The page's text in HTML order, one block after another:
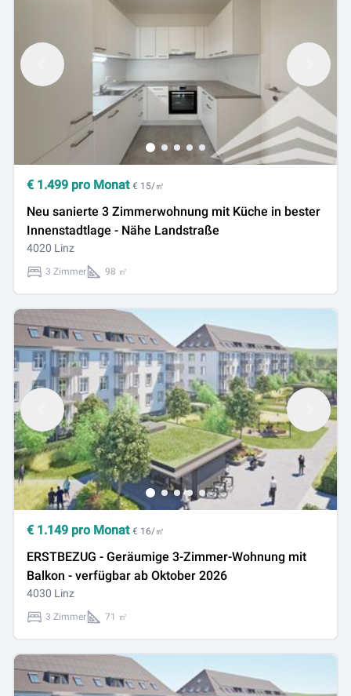
€ 1.499 pro Monat € 15/㎡
Neu sanierte 3 Zimmerwohnung mit Küche in bester
Innenstadtlage - Nähe Landstraße
4020 Linz
3 Zimmer 98 ㎡
€ 1.149 pro Monat € 16/㎡
ERSTBEZUG - Geräumige 3-Zimmer-Wohnung mit
Balkon - verfügbar ab Oktober 2026
4030 Linz
3 Zimmer 71 ㎡